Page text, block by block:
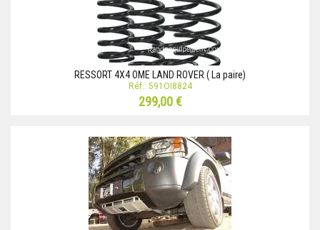
RESSORT 4X4 OME LAND ROVER ( La paire)
Réf.: 591OI8824
299,00 €